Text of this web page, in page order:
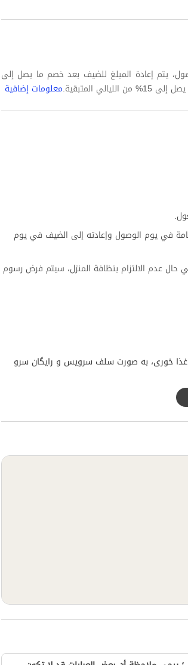
من تاريخ الوصول، يتم إعادة المبلغ للضيف بعد خصم ما يصل إلى
معلومات إضافية
في يوم الوصول وإعادته إلى الضيف في يوم
عدم الالتزام بنظافة المنزل، سيتم فرض رسوم
7:30 الی 10 صبح در سالن غذا خوری، به صورت سلف سرویس و رایگان سرو